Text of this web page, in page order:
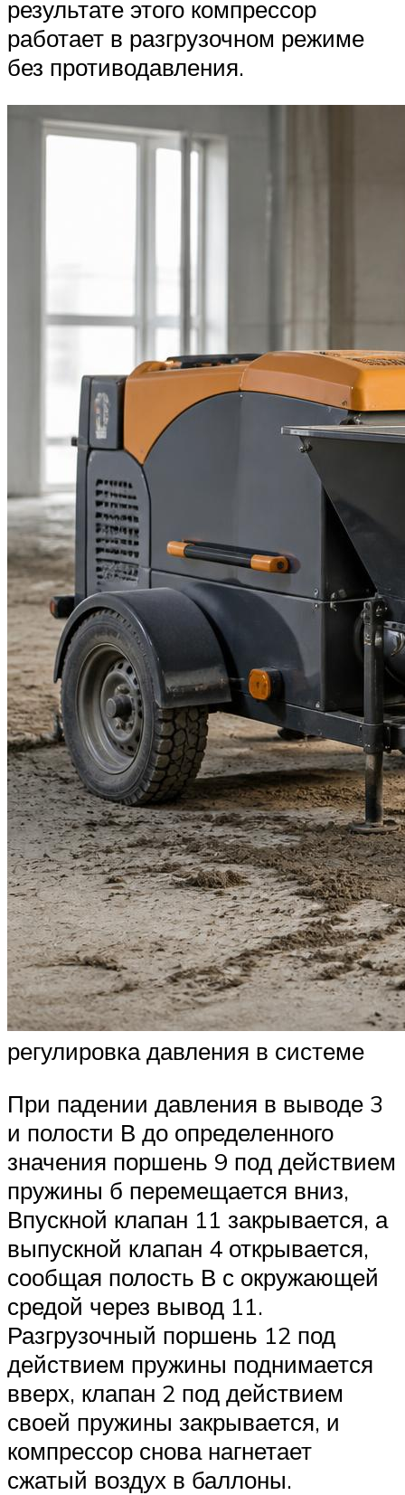
результате этого компрессор
работает в разгрузочном режиме
без противодавления.
регулировка давления в системе
При падении давления в выводе 3
и полости В до определенного
значения поршень 9 под действием
пружины б перемещается вниз,
Впускной клапан 11 закрывается, а
выпускной клапан 4 открывается,
сообщая полость В с окружающей
средой через вывод 11.
Разгрузочный поршень 12 под
действием пружины поднимается
вверх, клапан 2 под действием
своей пружины закрывается, и
компрессор снова нагнетает
сжатый воздух в баллоны.